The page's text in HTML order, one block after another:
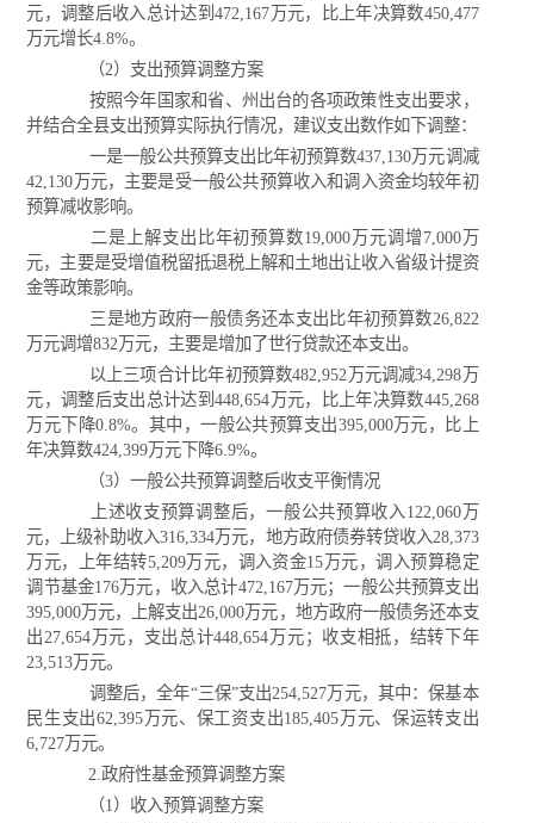
元，调整后收入总计达到472,167万元，比上年决算数450,477
万元增长4.8%。
（2）支出预算调整方案
按照今年国家和省、州出台的各项政策性支出要求，
并结合全县支出预算实际执行情况，建议支出数作如下调整：
一是一般公共预算支出比年初预算数437,130万元调减
42,130万元，主要是受一般公共预算收入和调入资金均较年初
预算减收影响。
二是上解支出比年初预算数19,000万元调增7,000万
元，主要是受增值税留抵退税上解和土地出让收入省级计提资
金等政策影响。
三是地方政府一般债务还本支出比年初预算数26,822
万元调增832万元，主要是增加了世行贷款还本支出。
以上三项合计比年初预算数482,952万元调减34,298万
元，调整后支出总计达到448,654万元，比上年决算数445,268
万元下降0.8%。其中，一般公共预算支出395,000万元，比上
年决算数424,399万元下降6.9%。
（3）一般公共预算调整后收支平衡情况
上述收支预算调整后，一般公共预算收入122,060万
元，上级补助收入316,334万元，地方政府债券转贷收入28,373
万元，上年结转5,209万元，调入资金15万元，调入预算稳定
调节基金176万元，收入总计472,167万元；一般公共预算支出
395,000万元，上解支出26,000万元，地方政府一般债务还本支
出27,654万元，支出总计448,654万元；收支相抵，结转下年
23,513万元。
调整后，全年“三保”支出254,527万元，其中：保基本
民生支出62,395万元、保工资支出185,405万元、保运转支出
6,727万元。
2.政府性基金预算调整方案
（1）收入预算调整方案